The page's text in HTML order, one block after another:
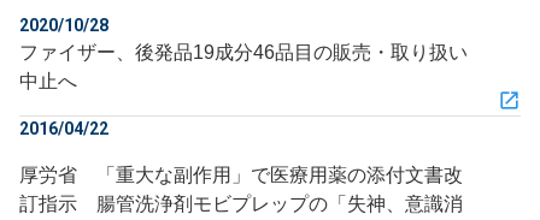
2020/10/28
ファイザー、後発品19成分46品目の販売・取り扱い
中止へ
2016/04/22
厚労省 「重大な副作用」で医療用薬の添付文書改
訂指示 腸管洗浄剤モビプレップの「失神、意識消